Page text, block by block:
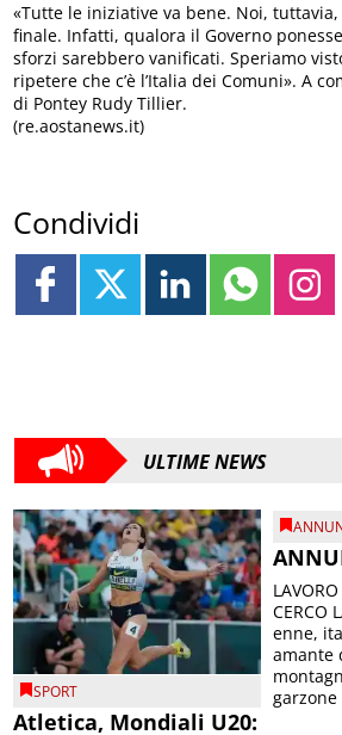
«Tutte le iniziative va bene. Noi,
finale. Infatti, qualora il Governo
sforzi sarebbero vanificati. Speriamo
ripetere che c’è l’Italia dei Comuni». A
di Pontey Rudy Tillier.
(re.aostanews.it)
Condividi
ULTIME NEWS
SPORT
Atletica, Mondiali U20:
CERCO
enne,
amante